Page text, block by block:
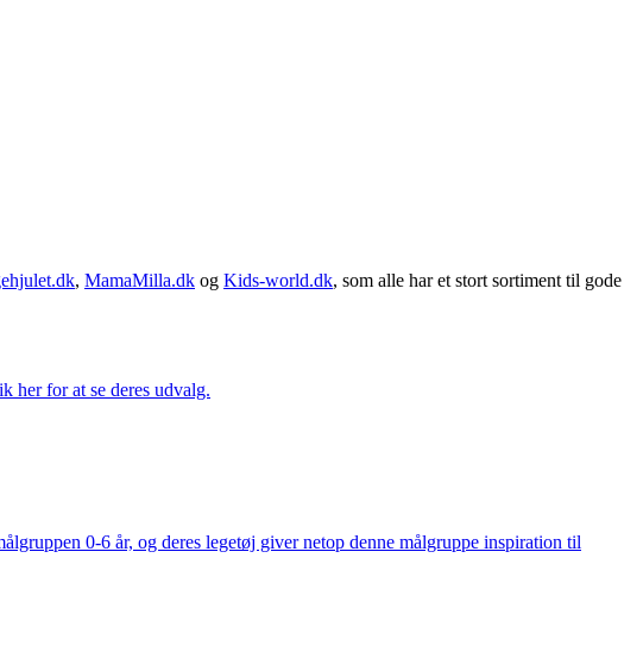
, MamaMilla.dk og Kids-world.dk, som alle har et stort sortiment til gode
her for at se deres udvalg.
0-6 år, og deres legetøj giver netop denne målgruppe inspiration til